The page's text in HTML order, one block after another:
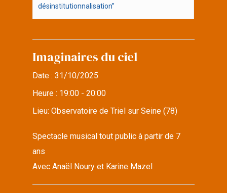
désinstitutionnalisation”
Imaginaires du ciel
Date :31/10/2025
Heure : 19:00 - 20:00
Lieu:Observatoire de Triel sur Seine (78)
Spectacle musical tout public à partir de 7
ans
Avec Anaël Noury et Karine Mazel